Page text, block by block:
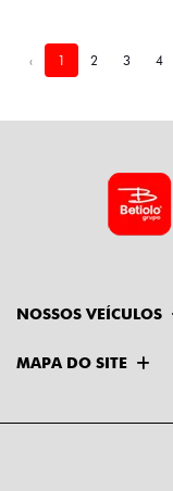
‹ 1 2 3 4
NOSSOS VEÍCULOS
MAPA DO SITE